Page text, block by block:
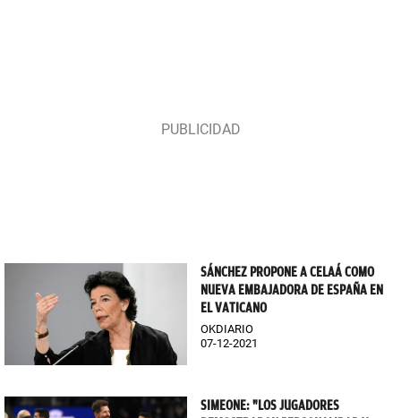
SÁNCHEZ PROPONE A CELAÁ COMO
NUEVA EMBAJADORA DE ESPAÑA EN
EL VATICANO
OKDIARIO
07-12-2021
SIMEONE: "LOS JUGADORES